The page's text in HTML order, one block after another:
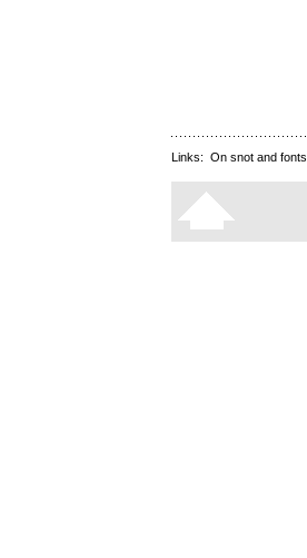
Links: On snot and fonts